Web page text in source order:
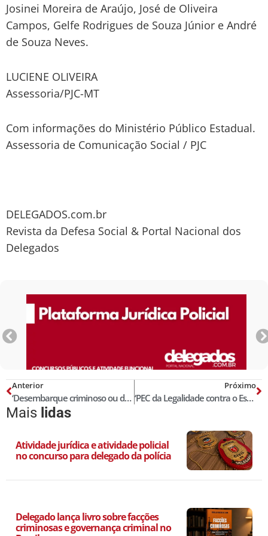
Josinei Moreira de Araújo, José de Oliveira
Campos, Gelfe Rodrigues de Souza Júnior e André
de Souza Neves.
LUCIENE OLIVEIRA
Assessoria/PJC-MT
Com informações do Ministério Público Estadual.
Assessoria de Comunicação Social / PJC
DELEGADOS.com.br
Revista da Defesa Social & Portal Nacional dos
Delegados
Anterior
‘Desembarque criminoso ou de conveniência’, por Por Rafael Potsch Andreata
Próximo
‘PEC da Legalidade contra o Estado-Terror’, por Lourival Mendes
Mais lidas
Atividade jurídica e atividade policial
no concurso para delegado da polícia
Delegado lança livro sobre facções
criminosas e governança criminal no